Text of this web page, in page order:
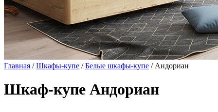
Главная /Шкафы-купе /Белые шкафы-купе / Андориан
Шкаф-купе Андориан